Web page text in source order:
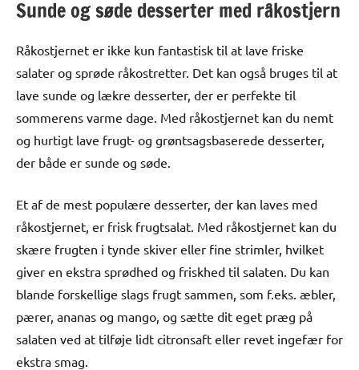
Sunde og søde desserter med råkostjern
Råkostjernet er ikke kun fantastisk til at lave friske
salater og sprøde råkostretter. Det kan også bruges til at
lave sunde og lækre desserter, der er perfekte til
sommerens varme dage. Med råkostjernet kan du nemt
og hurtigt lave frugt- og grøntsagsbaserede desserter,
der både er sunde og søde.
Et af de mest populære desserter, der kan laves med
råkostjernet, er frisk frugtsalat. Med råkostjernet kan du
skære frugten i tynde skiver eller fine strimler, hvilket
giver en ekstra sprødhed og friskhed til salaten. Du kan
blande forskellige slags frugt sammen, som f.eks. æbler,
pærer, ananas og mango, og sætte dit eget præg på
salaten ved at tilføje lidt citronsaft eller revet ingefær for
ekstra smag.